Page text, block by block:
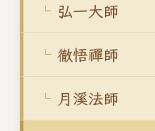
弘一大師
徹悟禪師
月溪法師